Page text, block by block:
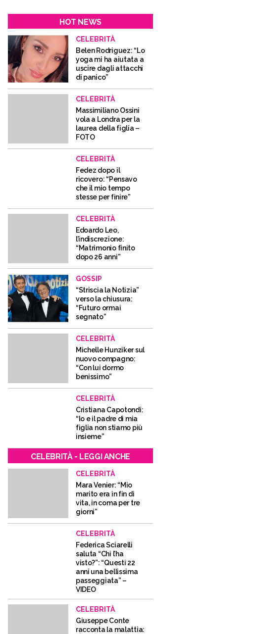
HOT NEWS
CELEBRITÀ
Belen Rodriguez: “Lo
yoga mi ha aiutata a
uscire dagli attacchi
di panico”
CELEBRITÀ
Massimiliano Ossini
vola a Londra per la
laurea della figlia –
FOTO
CELEBRITÀ
Fedez dopo il
ricovero: “Pensavo
che il mio tempo
stesse per finire”
CELEBRITÀ
Edoardo Leo,
l’indiscrezione:
“Matrimonio finito
dopo 26 anni”
GOSSIP
“Striscia la Notizia”
verso la chiusura:
“Futuro ormai
segnato”
CELEBRITÀ
Michelle Hunziker sul
nuovo compagno:
“Con lui dormo
benissimo”
CELEBRITÀ
Cristiana Capotondi:
“Io e il padre di mia
figlia non stiamo più
insieme”
CELEBRITÀ - LEGGI ANCHE
CELEBRITÀ
Mara Venier: “Mio
marito era in fin di
vita, in coma per tre
giorni”
CELEBRITÀ
Federica Sciarelli
saluta “Chi l’ha
visto?”: “Questi 22
anni una bellissima
passeggiata” –
VIDEO
CELEBRITÀ
Giuseppe Conte
racconta la malattia: